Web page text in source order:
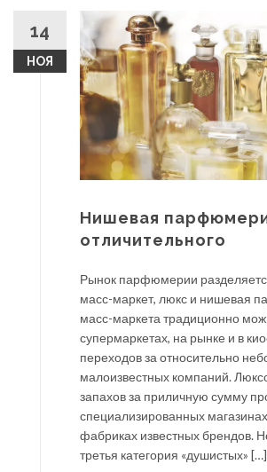
14
НОЯ
Нишевая
отличительного
Рынок парфюмерии
масс-маркет, люкс и нишевая
масс-маркета традиционно
супермаркетах, на рынке и в
переходов за относительно
малоизвестных компаний.
запахов за приличную сумму
специализированных
фабриках известных брендов.
третья категория «душистых» […]